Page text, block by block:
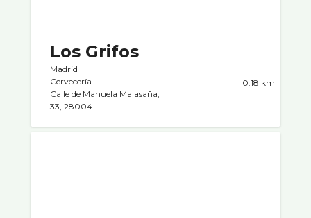
Los Grifos
Madrid
Cervecerí­a
Calle de Manuela Malasaña,
33, 28004
0.18 km